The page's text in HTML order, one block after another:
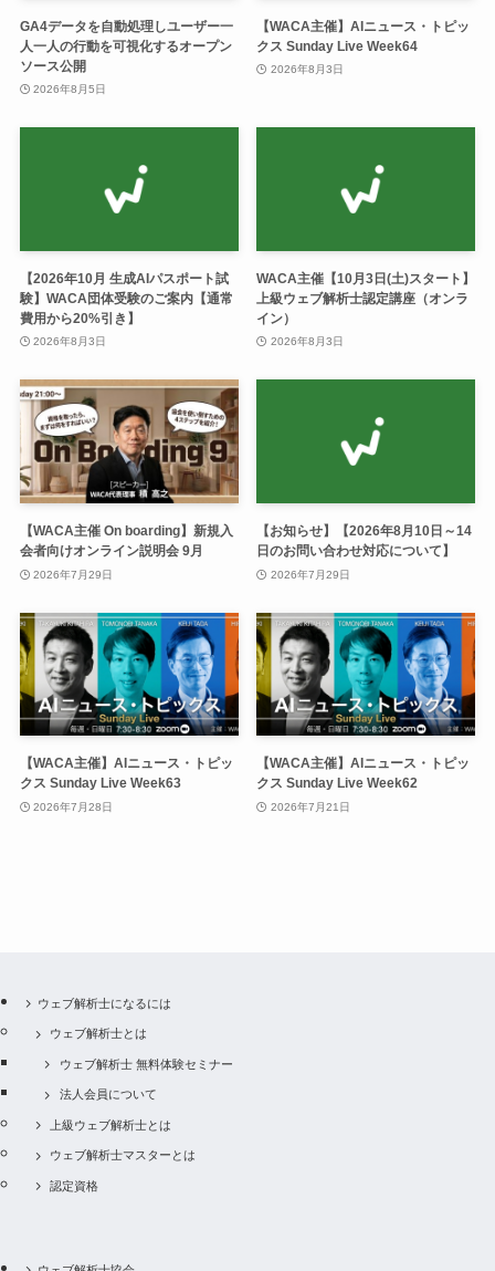
GA4データを自動処理しユーザー一
人一人の行動を可視化するオープン
ソース公開
2026年8月5日
【WACA主催】AIニュース・トピッ
クス Sunday Live Week64
2026年8月3日
【2026年10月 生成AIパスポート試
験】WACA団体受験のご案内【通常
費用から20%引き】
2026年8月3日
WACA主催【10月3日(土)スタート】
上級ウェブ解析士認定講座（オンラ
イン）
2026年8月3日
【WACA主催 On boarding】新規入
会者向けオンライン説明会 9月
2026年7月29日
【お知らせ】【2026年8月10日～14
日のお問い合わせ対応について】
2026年7月29日
【WACA主催】AIニュース・トピッ
クス Sunday Live Week63
2026年7月28日
【WACA主催】AIニュース・トピッ
クス Sunday Live Week62
2026年7月21日
ウェブ解析士になるには
ウェブ解析士とは
ウェブ解析士 無料体験セミナー
法人会員について
上級ウェブ解析士とは
ウェブ解析士マスターとは
認定資格